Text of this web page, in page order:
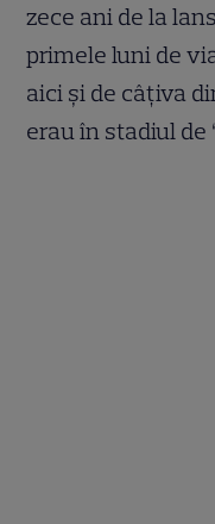
zece ani de la
primele luni de
aici și de câțiva
erau în stadiul de